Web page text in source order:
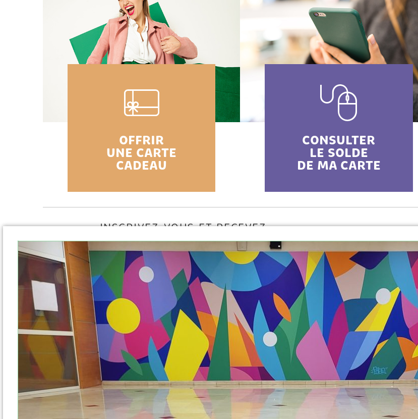
OFFRIR
UNE CARTE
CADEAU
CONSULTER
LE SOLDE
DE MA CARTE
INSCRIVEZ-VOUS ET RECEVEZ
NOTRE NEWSLETTER
49 commerces &
restaurantsdans
votre centre
commercial
Espace emploi